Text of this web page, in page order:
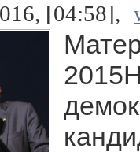
[04:58],